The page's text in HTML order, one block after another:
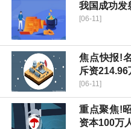
我国成功发
[06-11]
焦点快报!
斥资
[06-11]
重点聚焦!
资本100万